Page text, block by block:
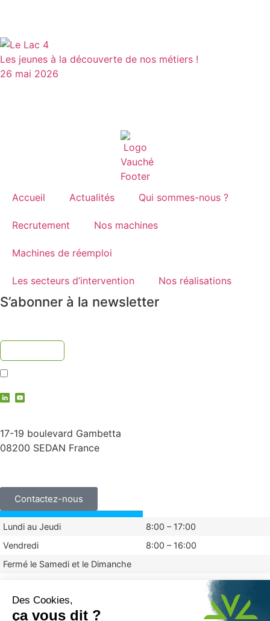
Les jeunes à la découverte de nos métiers !
26 mai 2026
Accueil Actualités Qui sommes-nous ?
Recrutement Nos machines
Machines de réemploi
Les secteurs d’intervention Nos réalisations
S’abonner à la newsletter
17-19 boulevard Gambetta
08200 SEDAN France
Contactez-nous
Lundi au Jeudi
8:00 – 17:00
Vendredi
8:00 – 16:00
Fermé le Samedi et le Dimanche
Mentions légales Politique de confidentialité